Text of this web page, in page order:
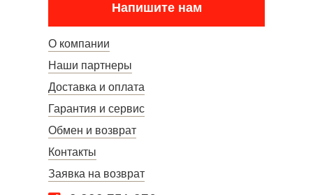
Напишите нам
О компании
Наши партнеры
Доставка и оплата
Гарантия и сервис
Обмен и возврат
Контакты
Заявка на возврат